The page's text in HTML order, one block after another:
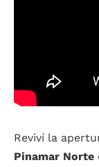
Reviví la
Pinamar Norte